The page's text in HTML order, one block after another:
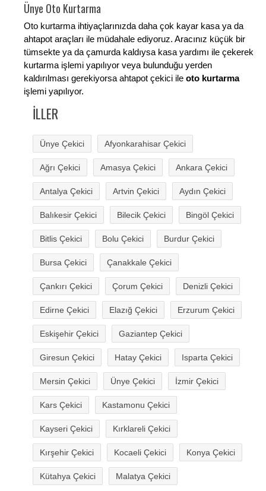
Ünye Oto Kurtarma
Oto kurtarma ihtiyaçlarınızda daha çok kayar kasa ya da
ahtapot araçları ile müdahale ediyoruz. Aracınız küçük bir
tümsekte ya da çamurda kaldıysa kasa yardımı ile çekerek
kurtarma işlemi yapılıyor veya bulunduğu yerden
kaldırılması gerekiyorsa ahtapot çekici ile oto kurtarma
işlemi yapılıyor.
İLLER
Ünye Çekici Afyonkarahisar Çekici
Ağrı Çekici Amasya Çekici Ankara Çekici
Antalya Çekici Artvin Çekici Aydın Çekici
Balıkesir Çekici Bilecik Çekici Bingöl Çekici
Bitlis Çekici Bolu Çekici Burdur Çekici
Bursa Çekici Çanakkale Çekici
Çankırı Çekici Çorum Çekici Denizli Çekici
Edirne Çekici Elazığ Çekici Erzurum Çekici
Eskişehir Çekici Gaziantep Çekici
Giresun Çekici Hatay Çekici Isparta Çekici
Mersin Çekici Ünye Çekici İzmir Çekici
Kars Çekici Kastamonu Çekici
Kayseri Çekici Kırklareli Çekici
Kırşehir Çekici Kocaeli Çekici Konya Çekici
Kütahya Çekici Malatya Çekici